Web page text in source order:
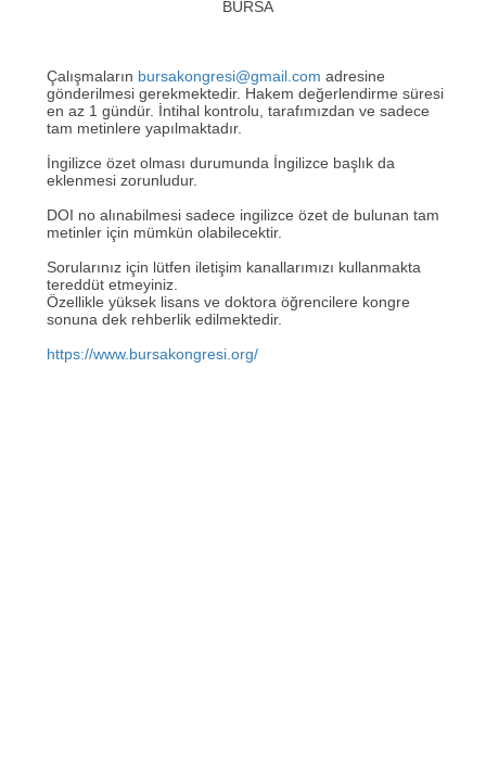
BURSA
Çalışmaların bursakongresi@gmail.com adresine
gönderilmesi gerekmektedir. Hakem değerlendirme süresi
en az 1 gündür. İntihal kontrolu, tarafımızdan ve sadece
tam metinlere yapılmaktadır.
İngilizce özet olması durumunda İngilizce başlık da
eklenmesi zorunludur.
DOI no alınabilmesi sadece ingilizce özet de bulunan tam
metinler için mümkün olabilecektir.
Sorularınız için lütfen iletişim kanallarımızı kullanmakta
tereddüt etmeyiniz.
Özellikle yüksek lisans ve doktora öğrencilere kongre
sonuna dek rehberlik edilmektedir.
https://www.bursakongresi.org/